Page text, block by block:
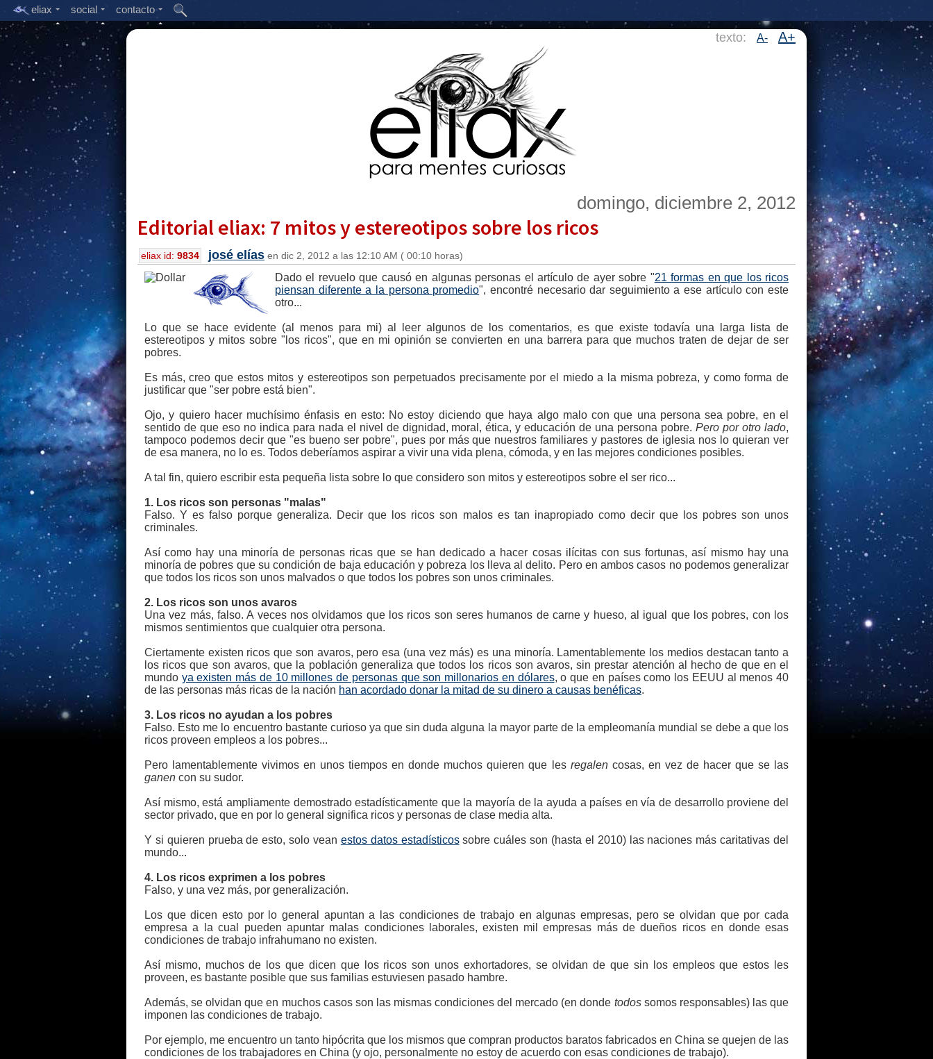
eliax social contacto
texto: A- A+
domingo, diciembre 2, 2012
Editorial eliax: 7 mitos y estereotipos sobre los ricos
eliax id: 9834 josé elías en dic 2, 2012 a las 12:10 AM ( 00:10 horas)
Dado el revuelo que causó en algunas personas el artículo de ayer sobre "21 formas en que los ricos
piensan diferente a la persona promedio", encontré necesario dar seguimiento a ese artículo con este
otro...
Lo que se hace evidente (al menos para mi) al leer algunos de los comentarios, es que existe todavía una larga lista de
estereotipos y mitos sobre "los ricos", que en mi opinión se convierten en una barrera para que muchos traten de dejar de ser
pobres.
Es más, creo que estos mitos y estereotipos son perpetuados precisamente por el miedo a la misma pobreza, y como forma de
justificar que "ser pobre está bien".
Ojo, y quiero hacer muchísimo énfasis en esto: No estoy diciendo que haya algo malo con que una persona sea pobre, en el
sentido de que eso no indica para nada el nivel de dignidad, moral, ética, y educación de una persona pobre.Pero por otro lado,
tampoco podemos decir que "es bueno ser pobre", pues por más que nuestros familiares y pastores de iglesia nos lo quieran ver
de esa manera, no lo es. Todos deberíamos aspirar a vivir una vida plena, cómoda, y en las mejores condiciones posibles.
A tal fin, quiero escribir esta pequeña lista sobre lo que considero son mitos y estereotipos sobre el ser rico...
1. Los ricos son personas "malas"
Falso. Y es falso porque generaliza. Decir que los ricos son malos es tan inapropiado como decir que los pobres son unos
criminales.
Así como hay una minoría de personas ricas que se han dedicado a hacer cosas ilícitas con sus fortunas, así mismo hay una
minoría de pobres que su condición de baja educación y pobreza los lleva al delito. Pero en ambos casos no podemos generalizar
que todos los ricos son unos malvados o que todos los pobres son unos criminales.
2. Los ricos son unos avaros
Una vez más, falso. A veces nos olvidamos que los ricos son seres humanos de carne y hueso, al igual que los pobres, con los
mismos sentimientos que cualquier otra persona.
Ciertamente existen ricos que son avaros, pero esa (una vez más) es una minoría. Lamentablemente los medios destacan tanto a
los ricos que son avaros, que la población generaliza que todos los ricos son avaros, sin prestar atención al hecho de que en el
mundo ya existen más de 10 millones de personas que son millonarios en dólares, o que en países como los EEUU al menos 40
de las personas más ricas de la nación han acordado donar la mitad de su dinero a causas benéficas.
3. Los ricos no ayudan a los pobres
Falso. Esto me lo encuentro bastante curioso ya que sin duda alguna la mayor parte de la empleomanía mundial se debe a que los
ricos proveen empleos a los pobres...
Pero lamentablemente vivimos en unos tiempos en donde muchos quieren que les regalencosas, en vez de hacer que se las
ganen con su sudor.
Así mismo, está ampliamente demostrado estadísticamente que la mayoría de la ayuda a países en vía de desarrollo proviene del
sector privado, que en por lo general significa ricos y personas de clase media alta.
Y si quieren prueba de esto, solo vean estos datos estadísticossobre cuáles son (hasta el 2010) las naciones más caritativas del
mundo...
4. Los ricos exprimen a los pobres
Falso, y una vez más, por generalización.
Los que dicen esto por lo general apuntan a las condiciones de trabajo en algunas empresas, pero se olvidan que por cada
empresa a la cual pueden apuntar malas condiciones laborales, existen mil empresas más de dueños ricos en donde esas
condiciones de trabajo infrahumano no existen.
Así mismo, muchos de los que dicen que los ricos son unos exhortadores, se olvidan de que sin los empleos que estos les
proveen, es bastante posible que sus familias estuviesen pasado hambre.
Además, se olvidan que en muchos casos son las mismas condiciones del mercado (en donde todossomos responsables) las que
imponen las condiciones de trabajo.
Por ejemplo, me encuentro un tanto hipócrita que los mismos que compran productos baratos fabricados en China se quejen de las
condiciones de los trabajadores en China (y ojo, personalmente no estoy de acuerdo con esas condiciones de trabajo).